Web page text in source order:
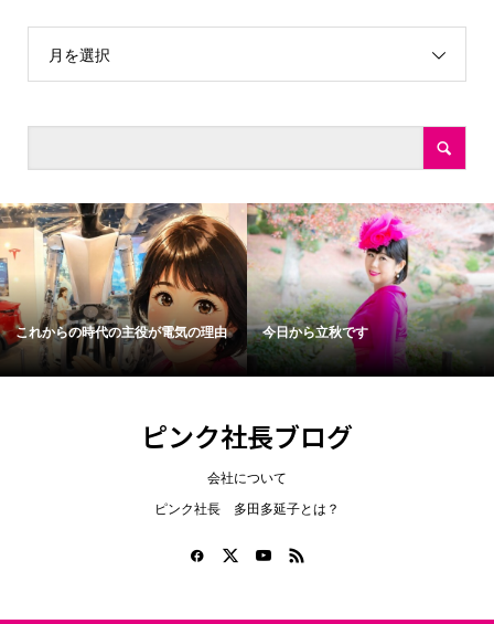
月を選択
これからの時代の主役が電気の理由 今日から立秋です
ピンク社長ブログ
会社について
ピンク社長 多田多延子とは？